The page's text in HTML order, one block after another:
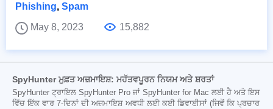
Phishing, Spam
May 8, 2023
15,882
SpyHunter ਮੁਫ਼ਤ ਅਜ਼ਮਾਇਸ਼: ਮਹੱਤਵਪੂਰਨ ਨਿਯਮ ਅਤੇ ਸ਼ਰਤਾਂ
SpyHunter ਟ੍ਰਾਇਲ SpyHunter Pro ਜਾਂ SpyHunter for Mac ਲਈ ਹੈ ਅਤੇ ਇਸ
ਵਿੱਚ ਇੱਕ ਵਾਰ 7-ਦਿਨਾਂ ਦੀ ਅਜ਼ਮਾਇਸ਼ ਅਵਧੀ ਲਈ ਕਈ ਡਿਵਾਈਸਾਂ (ਜਿਵੇਂ ਕਿ ਪ੍ਰਚਾਰ